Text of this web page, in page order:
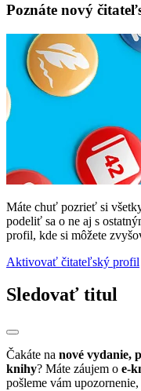
Poznáte nový
Máte chuť pozrieť si
podeliť sa o ne aj s
profil, kde si môžete
Aktivovať čitateľský profil
Sledovať titul
Čakáte na nové vydanie,
knihy? Máte záujem o e-
pošleme vám